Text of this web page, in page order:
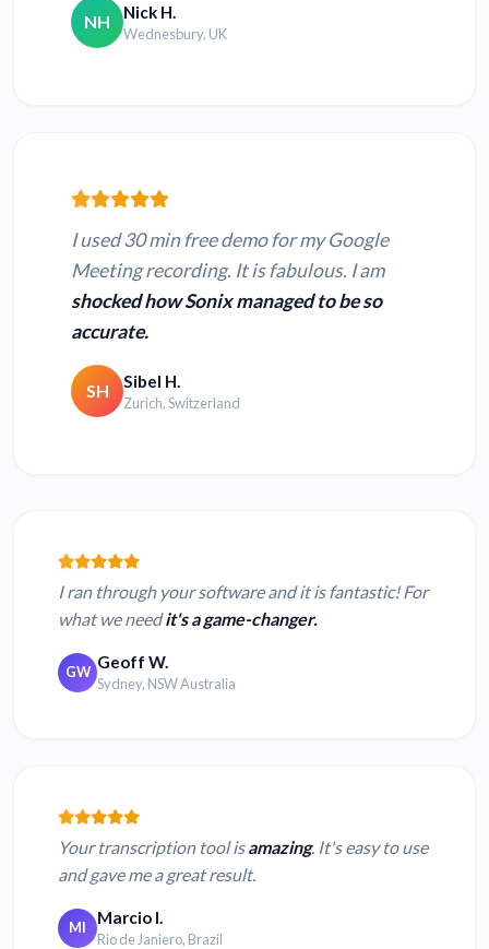
NH Nick H.
Wednesbury, UK
I used 30 min free demo for my Google
Meeting recording. It is fabulous. I am
shocked how Sonix managed to be so
accurate.
SH Sibel H.
Zurich, Switzerland
I ran through your software and it is fantastic! For
what we needit's a game-changer.
GW Geoff W.
Sydney, NSW Australia
Your transcription tool isamazing. It's easy to use
and gave me a great result.
MI Marcio I.
Rio de Janiero, Brazil